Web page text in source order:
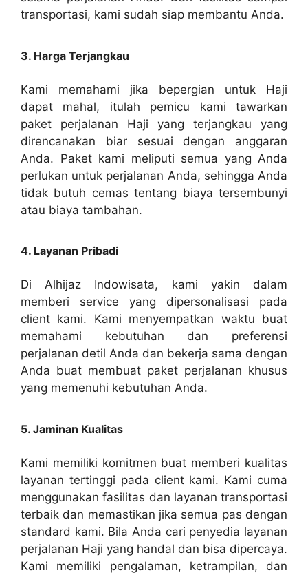
transportasi, kami sudah siap membantu Anda.
3. Harga Terjangkau
Kami memahami jika bepergian untuk Haji
dapat mahal, itulah pemicu kami tawarkan
paket perjalanan Haji yang terjangkau yang
direncanakan biar sesuai dengan anggaran
Anda. Paket kami meliputi semua yang Anda
perlukan untuk perjalanan Anda, sehingga Anda
tidak butuh cemas tentang biaya tersembunyi
atau biaya tambahan.
4. Layanan Pribadi
Di Alhijaz Indowisata, kami yakin dalam
memberi service yang dipersonalisasi pada
client kami. Kami menyempatkan waktu buat
memahami kebutuhan dan preferensi
perjalanan detil Anda dan bekerja sama dengan
Anda buat membuat paket perjalanan khusus
yang memenuhi kebutuhan Anda.
5. Jaminan Kualitas
Kami memiliki komitmen buat memberi kualitas
layanan tertinggi pada client kami. Kami cuma
menggunakan fasilitas dan layanan transportasi
terbaik dan memastikan jika semua pas dengan
standard kami. Bila Anda cari penyedia layanan
perjalanan Haji yang handal dan bisa dipercaya.
Kami memiliki pengalaman, ketrampilan, dan